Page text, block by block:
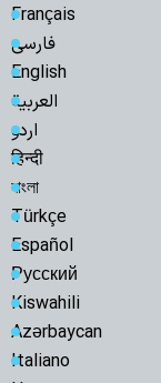
Français
فارسی
English
العربیة
اردو
हिन्दी
বাংলা
Türkçe
Español
Русский
Kiswahili
Azərbaycan
Italiano